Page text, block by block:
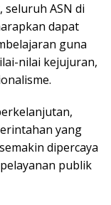
ASN di
dapat
guna
nilai kejujuran,
yang
dipercaya
publik